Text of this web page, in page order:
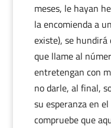
meses, le hayan
la encomienda a
existe), se
que llame al
entretengan con
no darle, al final,
su esperanza en
compruebe que